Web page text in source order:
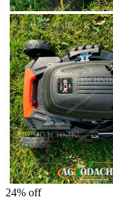
24% off